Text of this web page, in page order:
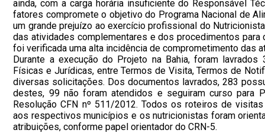
ainda, com a carga horária insuficiente do Responsável
fatores compromete o objetivo do Programa Nacional de
um grande prejuízo ao exercício profissional do
das atividades complementares e dos procedimentos para
foi verificada uma alta incidência de comprometimento das
Durante a execução do Projeto na Bahia, foram
Físicas e Jurídicas, entre Termos de Visita, Termos de
diversas solicitações. Dos documentos lavrados, 283
destes, 99 não foram atendidos e seguiram curso para
Resolução CFN nº 511/2012. Todos os roteiros de
aos respectivos municípios e os nutricionistas foram
atribuições, conforme papel orientador do CRN-5.